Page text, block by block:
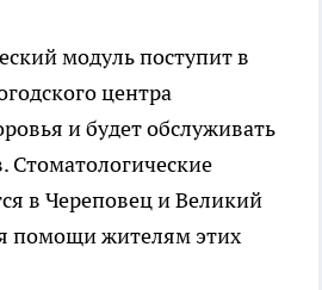
модуль поступит в
центра
и будет обслуживать
Стоматологические
в Череповец и Великий
помощи жителям этих